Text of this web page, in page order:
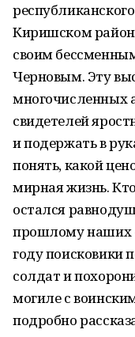
Киришском
своим
Черновым. Эту
многочисленных
свидетелей
и подержать в
понять, какой
мирная жизнь.
остался
прошлому наших
году поисковики
солдат и
могиле с
подробно